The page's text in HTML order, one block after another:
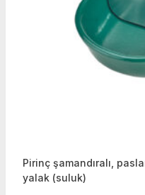
Pirinç şamandıralı,
yalak (suluk)